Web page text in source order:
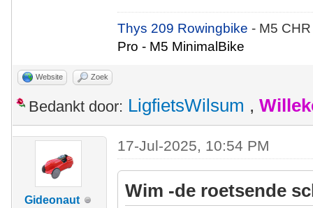
Thys 209 Rowingbike- M5
Pro - M5 MinimalBike
Website Zoek
Bedankt door: LigfietsWilsum ,
Gideonaut
17-Jul-2025, 10:54 PM
Wim -de roetsende